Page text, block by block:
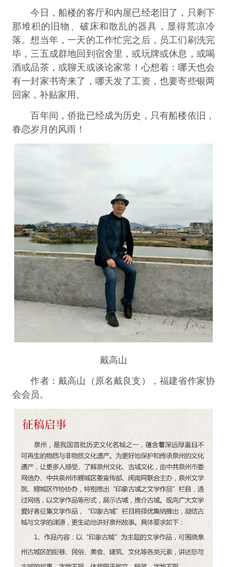
今日，船楼的客厅和内屋已经老旧了，只剩下
那堆积的旧物、破床和散乱的器具，显得荒凉冷
落。想当年，一天的工作忙完之后，员工们刷洗完
毕，三五成群地回到宿舍里，或玩牌或休息，或喝
酒或品茶，或聊天或谈论家常！心想着：哪天也会
有一封家书寄来了，哪天发了工资，也要寄些银两
回家，补贴家用。
百年间，侨批已经成为历史，只有船楼依旧，
眷恋岁月的风雨！
戴高山
作者：戴高山（原名戴良支），福建省作家协
会会员。